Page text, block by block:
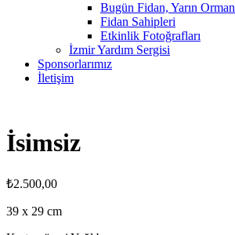
Bugün Fidan, Yarın Orman
Fidan Sahipleri
Etkinlik Fotoğrafları
İzmir Yardım Sergisi
Sponsorlarımız
İletişim
İsimsiz
₺2.500,00
39 x 29 cm